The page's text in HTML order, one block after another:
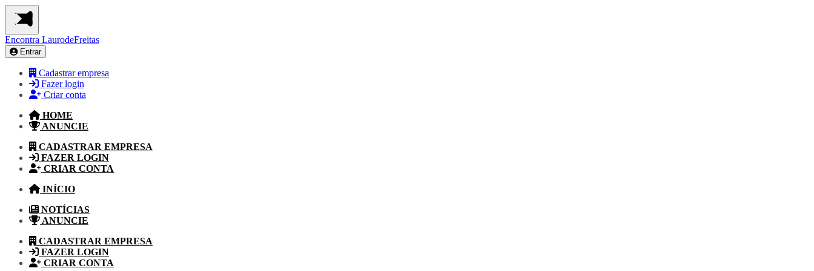
Encontra LaurodeFreitas
Entrar
Cadastrar empresa
Fazer login
Criar conta
HOME
ANUNCIE
CADASTRAR EMPRESA
FAZER LOGIN
CRIAR CONTA
INÍCIO
NOTÍCIAS
ANUNCIE
CADASTRAR EMPRESA
FAZER LOGIN
CRIAR CONTA